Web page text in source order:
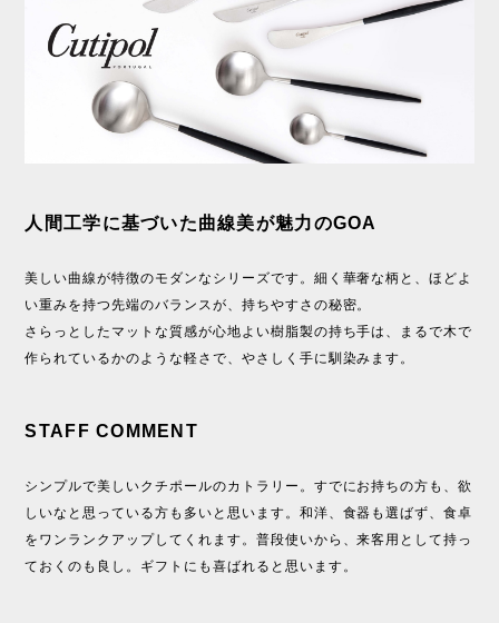
人間工学に基づいた曲線美が魅力のGOA
美しい曲線が特徴のモダンなシリーズです。細く華奢な柄と、ほどよ
い重みを持つ先端のバランスが、持ちやすさの秘密。
さらっとしたマットな質感が心地よい樹脂製の持ち手は、まるで木で
作られているかのような軽さで、やさしく手に馴染みます。
STAFF COMMENT
シンプルで美しいクチポールのカトラリー。すでにお持ちの方も、欲
しいなと思っている方も多いと思います。和洋、食器も選ばず、食卓
をワンランクアップしてくれます。普段使いから、来客用として持っ
ておくのも良し。ギフトにも喜ばれると思います。